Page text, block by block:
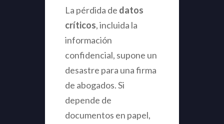
La pérdida de datos
críticos, incluida la
información
confidencial, supone un
desastre para una firma
de abogados. Si
depende de
documentos en papel,